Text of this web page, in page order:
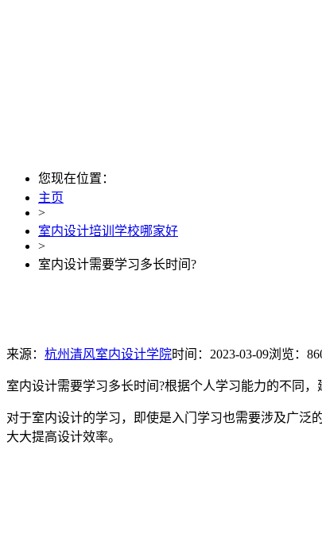
您现在位置：
主页
>
室内设计培训学校哪家好
>
室内设计需要学习多长时间?
来源： 杭州清风室内设计学院时间：2023-03-09浏览：
室内设计需要学习多长时间?根据个人学习能力的不同
对于室内设计的学习，即使是入门学习也需要涉及广泛
大大提高设计效率。